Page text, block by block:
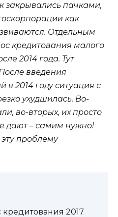
закрывались пачками,
как
Отдельным
кредитования малого
2014 года. Тут
введения
в 2014 году ситуация с
ухудшилась. Во-
во-вторых, их просто
дают – самим нужно!
проблему
2017